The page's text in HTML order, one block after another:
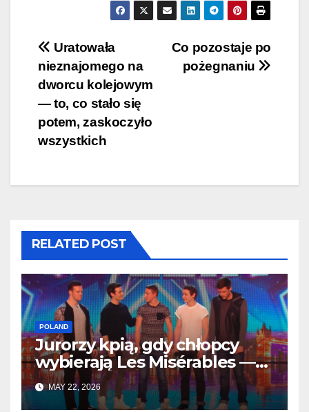
Post
navigation
Co pozostaje po
pożegnaniu
Uratowała
nieznajomego na
dworcu kolejowym
— to, co stało się
potem, zaskoczyło
wszystkich
RELATED POST
POLAND
Jurorzy kpią, gdy chłopcy
wybierają Les Misérables —
ale po kilku sekundach
wszystko się zmienia
MAY 22, 2026